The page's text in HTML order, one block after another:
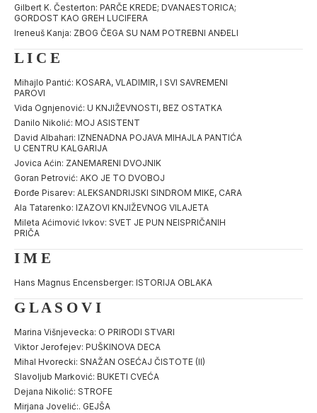
Gilbert K. Česterton: PARČE KREDE; DVANAESTORICA;
GORDOST KAO GREH LUCIFERA
Ireneuš Kanja: ZBOG ČEGA SU NAM POTREBNI ANĐELI
L I C E
Mihajlo Pantić: KOSARA, VLADIMIR, I SVI SAVREMENI
PAROVI
Vida Ognjenović: U KNJIŽEVNOSTI, BEZ OSTATKA
Danilo Nikolić: MOJ ASISTENT
David Albahari: IZNENADNA POJAVA MIHAJLA PANTIĆA
U CENTRU KALGARIJA
Jovica Aćin: ZANEMARENI DVOJNIK
Goran Petrović: AKO JE TO DVOBOJ
Đorđe Pisarev: ALEKSANDRIJSKI SINDROM MIKE, CARA
Ala Tatarenko: IZAZOVI KNJIŽEVNOG VILAJETA
Mileta Aćimović Ivkov: SVET JE PUN NEISPRIČANIH
PRIČA
I M E
Hans Magnus Encensberger: ISTORIJA OBLAKA
G L A S O V I
Marina Višnjevecka: O PRIRODI STVARI
Viktor Jerofejev: PUŠKINOVA DECA
Mihal Hvorecki: SNAŽAN OSEĆAJ ČISTOTE (II)
Slavoljub Marković: BUKETI CVEĆA
Dejana Nikolić: STROFE
Mirjana Jovelić:. GEJŠA